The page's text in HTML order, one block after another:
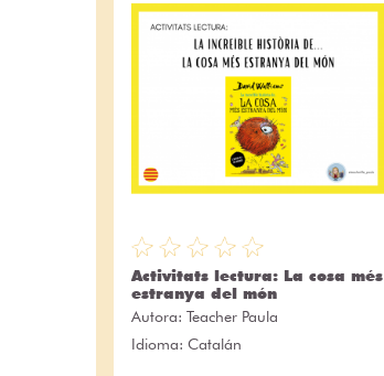
Activitats lectura: La cosa més
estranya del món
Autora: Teacher Paula
Idioma: Catalán